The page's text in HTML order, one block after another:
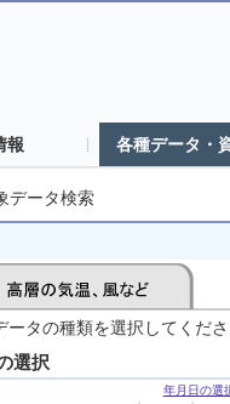
報 各種データ・
データ検索
タの種類を選択してくだ
選択
年月日の選